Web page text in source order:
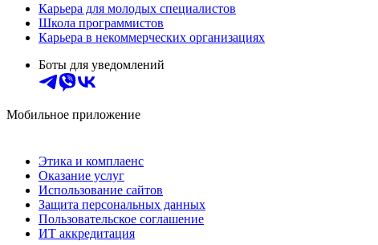
Карьера для молодых специалистов
Школа программистов
Карьера в некоммерческих организациях
Боты для уведомлений
Мобильное приложение
Этика и комплаенс
Оказание услуг
Использование сайтов
Защита персональных данных
Пользовательское соглашение
ИТ аккредитация